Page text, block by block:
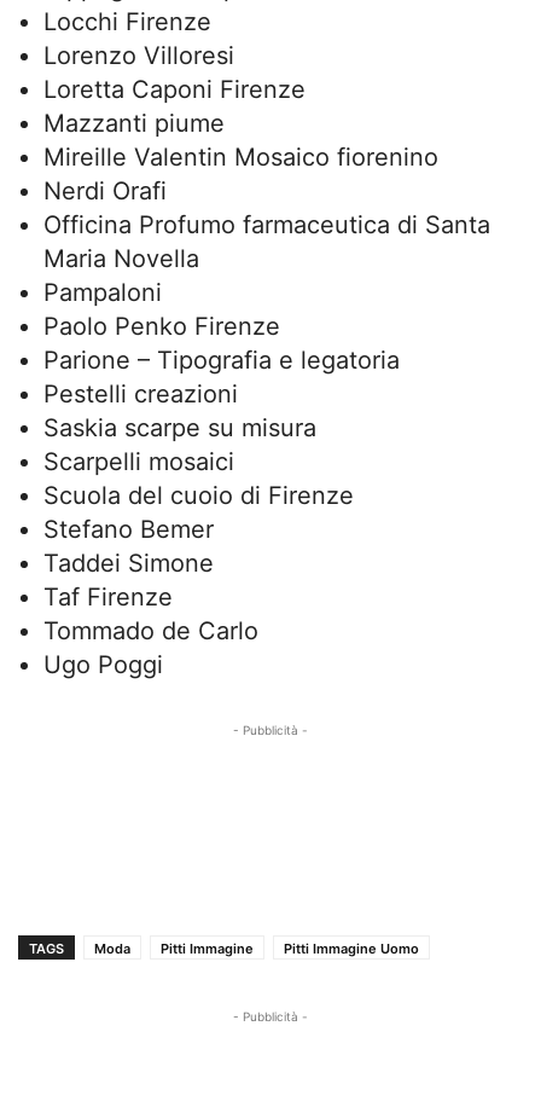
Locchi Firenze
Lorenzo Villoresi
Loretta Caponi Firenze
Mazzanti piume
Mireille Valentin Mosaico fiorenino
Nerdi Orafi
Officina Profumo farmaceutica di Santa
Maria Novella
Pampaloni
Paolo Penko Firenze
Parione – Tipografia e legatoria
Pestelli creazioni
Saskia scarpe su misura
Scarpelli mosaici
Scuola del cuoio di Firenze
Stefano Bemer
Taddei Simone
Taf Firenze
Tommado de Carlo
Ugo Poggi
- Pubblicità -
TAGS Moda Pitti Immagine Pitti Immagine Uomo
- Pubblicità -